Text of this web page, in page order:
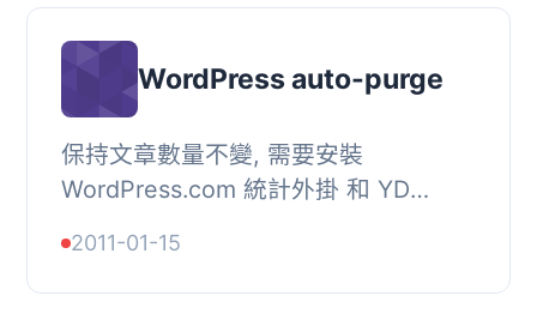
WordPress auto-purge
保持文章數量不變, 需要安裝
WordPress.com 統計外掛 和 YD
用 WP Cron 定期進行自動清理。, 將保
持博客中文章的總量為指...
2011-01-15